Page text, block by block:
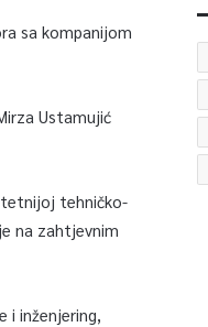
sa kompanijom
Ustamujić
tehničko-
na zahtjevnim
inženjering,